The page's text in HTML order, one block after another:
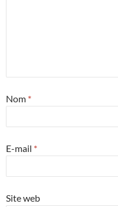
Nom *
E-mail *
Site web